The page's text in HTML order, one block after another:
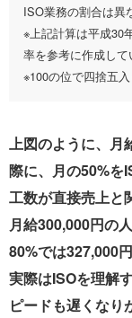
ISO業務の割合は異
※上記計算は平成30
率を参考に作成して
※100の位で四捨五入
上図のように、月
際に、月の50%を
工数が直接売上と
月給300,000円の
80%では327,000
実際はISOを理解
ピードも遅くなり